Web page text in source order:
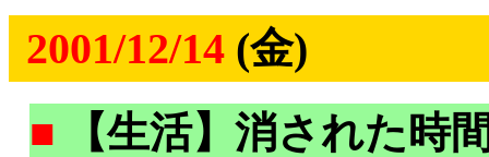
2001/12/14 (金)
■
【生活】消された時